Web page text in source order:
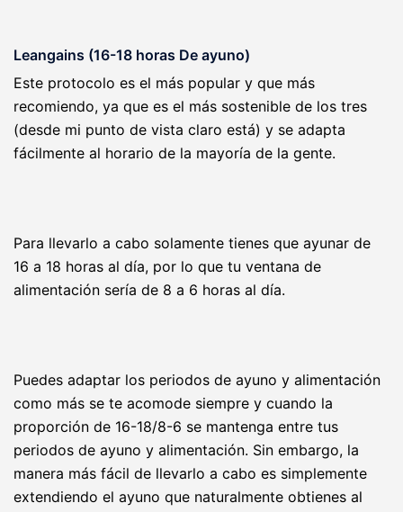
Leangains (16-18 horas De ayuno)
Este protocolo es el más popular y que más
recomiendo, ya que es el más sostenible de los tres
(desde mi punto de vista claro está) y se adapta
fácilmente al horario de la mayoría de la gente.
Para llevarlo a cabo solamente tienes que ayunar de
16 a 18 horas al día, por lo que tu ventana de
alimentación sería de 8 a 6 horas al día.
Puedes adaptar los periodos de ayuno y alimentación
como más se te acomode siempre y cuando la
proporción de 16-18/8-6 se mantenga entre tus
periodos de ayuno y alimentación. Sin embargo, la
manera más fácil de llevarlo a cabo es simplemente
extendiendo el ayuno que naturalmente obtienes al